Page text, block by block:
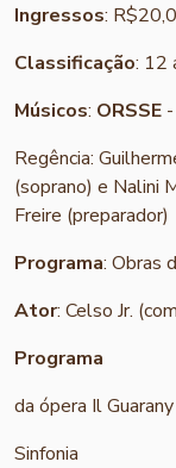
Ingressos:
Classificação: 12
Músicos: ORSSE -
Regência:
(soprano) e Nalini
Freire (preparador)
Programa: Obras
Ator: Celso Jr.
Programa
da ópera Il
Sinfonia